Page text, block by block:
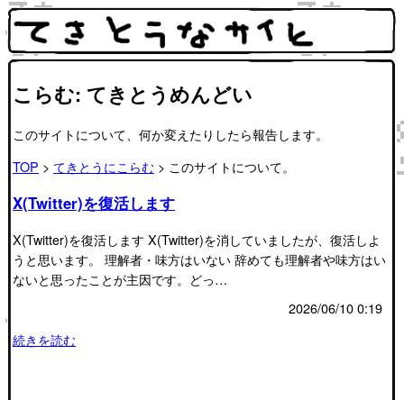
こらむ: てきとうめんどい
このサイトについて、何か変えたりしたら報告します。
TOP > てきとうにこらむ > このサイトについて。
X(Twitter)を復活します
X(Twitter)を復活します X(Twitter)を消していましたが、復活しよ
うと思います。 理解者・味方はいない 辞めても理解者や味方はい
ないと思ったことが主因です。どっ…
2026/06/10 0:19
続きを読む